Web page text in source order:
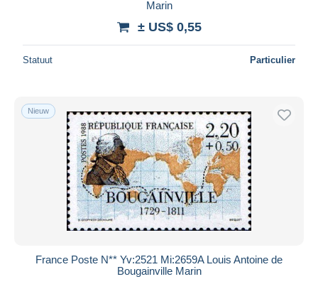
Marin
± US$ 0,55
Statuut Particulier
Nieuw
France Poste N** Yv:2521 Mi:2659A Louis Antoine de
Bougainville Marin